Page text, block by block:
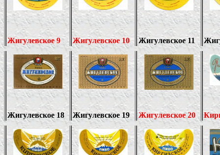
Жигулевское 9 Жигулевское 10 Жигулевское 11
Жигулевское 18 Жигулевское 19 Жигулевское 20